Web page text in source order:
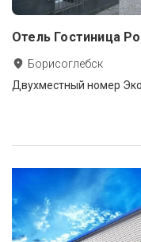
Отель Гостиница
Борисоглебск
Двухместный номер